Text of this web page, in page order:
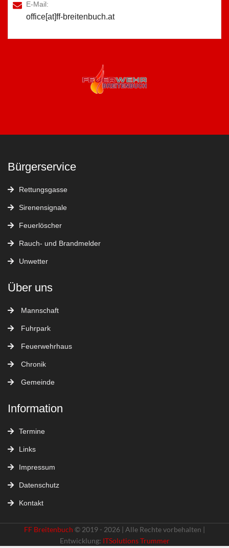
E-Mail:
office[at]ff-breitenbuch.at
Bürgerservice
Rettungsgasse
Sirenensignale
Feuerlöscher
Rauch- und Brandmelder
Unwetter
Über uns
Mannschaft
Fuhrpark
Feuerwehrhaus
Chronik
Gemeinde
Information
Termine
Links
Impressum
Datenschutz
Kontakt
FF Breitenbuch © 2019 - 2026 | Alle Rechte vorbehalten |
Entwicklung: ITSolutions Trummer